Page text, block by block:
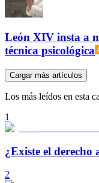
León XIV insta a
técnica psicológica
Cargar más artículos
Los más leídos en esta
1
¿Existe el
2